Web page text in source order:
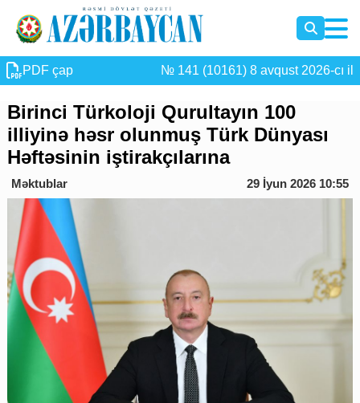
PDF çap № 141 (10161) 8 avqust 2026-cı il
Birinci Türkoloji Qurultayın 100
illiyinə həsr olunmuş Türk Dünyası
Həftəsinin iştirakçılarına
Məktublar 29 İyun 2026 10:55